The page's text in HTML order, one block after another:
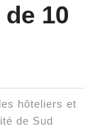
10
hôteliers et
de Sud